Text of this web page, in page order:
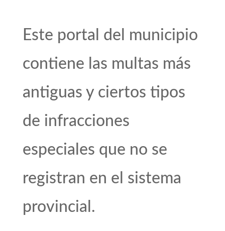
Este portal del municipio
contiene las multas más
antiguas y ciertos tipos
de infracciones
especiales que no se
registran en el sistema
provincial.